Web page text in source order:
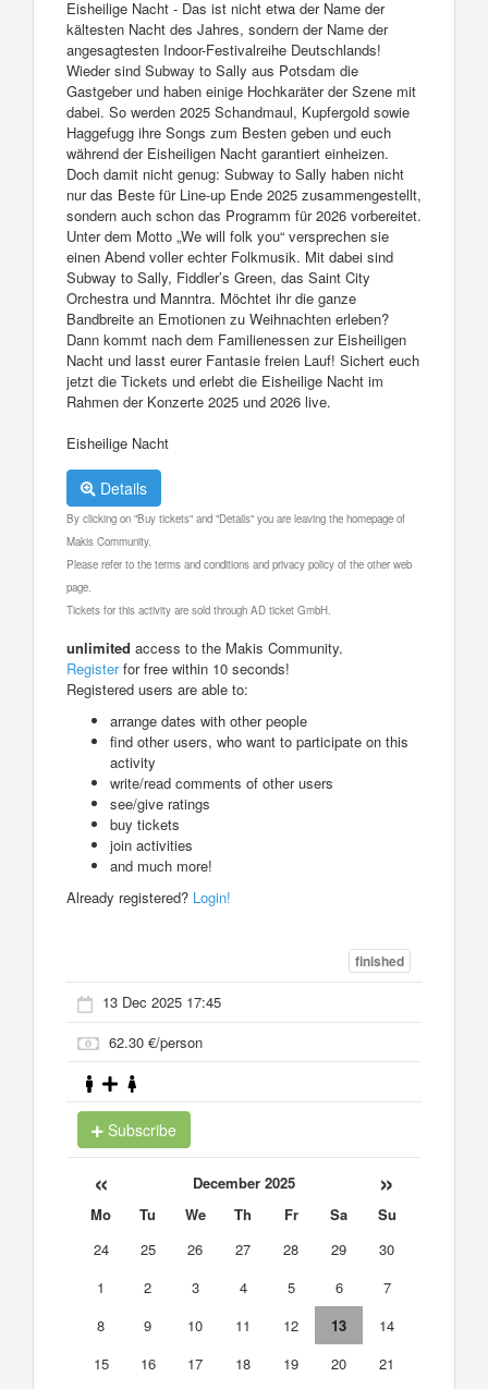
Eisheilige Nacht - Das ist nicht etwa der Name der
kältesten Nacht des Jahres, sondern der Name der
angesagtesten Indoor-Festivalreihe Deutschlands!
Wieder sind Subway to Sally aus Potsdam die
Gastgeber und haben einige Hochkaräter der Szene mit
dabei. So werden 2025 Schandmaul, Kupfergold sowie
Haggefugg ihre Songs zum Besten geben und euch
während der Eisheiligen Nacht garantiert einheizen.
Doch damit nicht genug: Subway to Sally haben nicht
nur das Beste für Line-up Ende 2025 zusammengestellt,
sondern auch schon das Programm für 2026 vorbereitet.
Unter dem Motto „We will folk you“ versprechen sie
einen Abend voller echter Folkmusik. Mit dabei sind
Subway to Sally, Fiddler’s Green, das Saint City
Orchestra und Manntra. Möchtet ihr die ganze
Bandbreite an Emotionen zu Weihnachten erleben?
Dann kommt nach dem Familienessen zur Eisheiligen
Nacht und lasst eurer Fantasie freien Lauf! Sichert euch
jetzt die Tickets und erlebt die Eisheilige Nacht im
Rahmen der Konzerte 2025 und 2026 live.
Eisheilige Nacht
Details
By clicking on "Buy tickets" and "Details" you are leaving the homepage of
Makis Community.
Please refer to the terms and conditions and privacy policy of the other web
page.
Tickets for this activity are sold through AD ticket GmbH.
unlimited access to the Makis Community.
Registerfor free within 10 seconds!
Registered users are able to:
arrange dates with other people
find other users, who want to participate on this
activity
write/read comments of other users
see/give ratings
buy tickets
join activities
and much more!
Already registered? Login!
finished
13 Dec 2025 17:45
62.30 €/person
Subscribe
« December 2025 »
Mo Tu We Th Fr Sa
Su
24
25 26 27 28 29
30
1
2 3 4 5 6
7
8
9 10 11 12 13
14
15
16 17 18 19 20
21